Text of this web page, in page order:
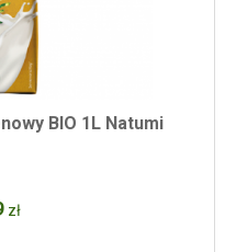
BIO 1L Natumi
zł